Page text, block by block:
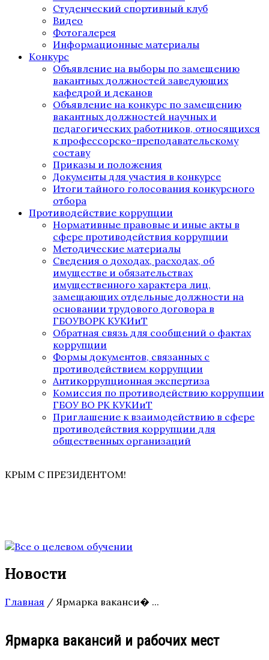
Студенческий спортивный клуб
Видео
Фотогалерея
Информационные материалы
Конкурс
Объявление на выборы по замещению
вакантных должностей заведующих
кафедрой и деканов
Объявление на конкурс по замещению
вакантных должностей научных и
педагогических работников, относящихся
к профессорско-преподавательскому
составу
Приказы и положения
Документы для участия в конкурсе
Итоги тайного голосования конкурсного
отбора
Противодействие коррупции
Нормативные правовые и иные акты в
сфере противодействия коррупции
Методические материалы
Сведения о доходах, расходах, об
имуществе и обязательствах
имущественного характера лиц,
замещающих отдельные должности на
основании трудового договора в
ГБОУВОРК КУКИиТ
Обратная связь для сообщений о фактах
коррупции
Формы документов, связанных с
противодействием коррупции
Антикоррупционная экспертиза
Комиссия по противодействию коррупции
ГБОУ ВО РК КУКИиТ
Приглашение к взаимодействию в сфере
противодействия коррупции для
общественных организаций
КРЫМ С ПРЕЗИДЕНТОМ!
Новости
Главная / Ярмарка ваканси� ...
Ярмарка вакансий и рабочих мест